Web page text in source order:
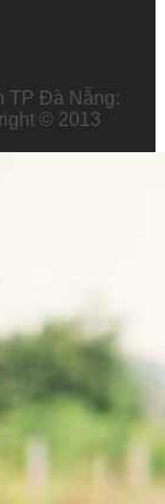
TP Đà Nẵng:
© 2013